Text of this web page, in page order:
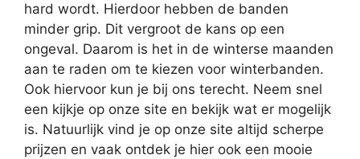
hard wordt. Hierdoor hebben de banden
minder grip. Dit vergroot de kans op een
ongeval. Daarom is het in de winterse maanden
aan te raden om te kiezen voor winterbanden.
Ook hiervoor kun je bij ons terecht. Neem snel
een kijkje op onze site en bekijk wat er mogelijk
is. Natuurlijk vind je op onze site altijd scherpe
prijzen en vaak ontdek je hier ook een mooie